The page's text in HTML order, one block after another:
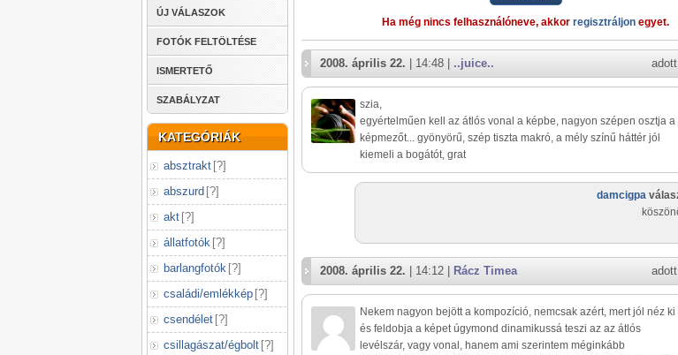
ÚJ VÁLASZOK
FOTÓK FELTÖLTÉSE
ISMERTETŐ
SZABÁLYZAT
KATEGÓRIÁK
absztrakt [?]
abszurd [?]
akt [?]
állatfotók [?]
barlangfotók [?]
családi/emlékkép [?]
csendélet [?]
csillagászat/égbolt [?]
Ha még nincs felhasználóneve, akkor regisztráljon egyet.
2008. április 22. | 14:48 | ..juice..
szia,
egyértelműen kell az átlós vonal a képbe, nagyon szépen osztja a
képmezőt... gyönyörű, szép tiszta makró, a mély színű háttér jól
kiemeli a bogátót, grat
damcigpa
2008. április 22. | 14:12 | Rácz Timea
Nekem nagyon bejött a kompozíció, nemcsak azért, mert jól néz ki
és feldobja a képet úgymond dinamikussá teszi az az átlós
levélszár, vagy vonal, hanem ami szerintem méginkább